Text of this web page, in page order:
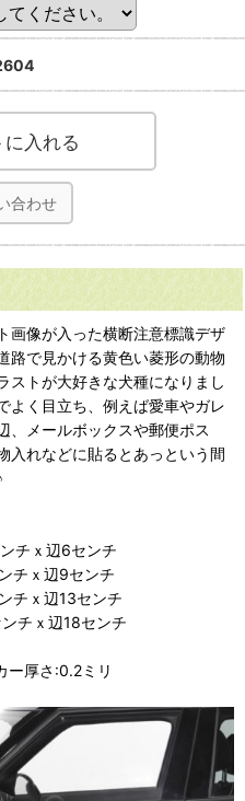
に入れる
合わせ
画像が入った横断注意標識デザ
路で見かける黄色い菱形の動物
ストが大好きな犬種になりまし
よく目立ち、例えば愛車やガレ
、メールボックスや郵便ポス
入れなどに貼るとあっという間
チｘ辺6センチ
チｘ辺9センチ
チｘ辺13センチ
チｘ辺18センチ
ー厚さ:0.2ミリ